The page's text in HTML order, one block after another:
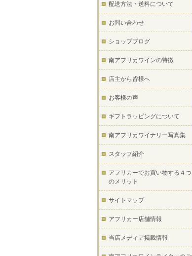
配送方法・送料について
お問い合わせ
ショップブログ
南アフリカワインの特徴
店主から皆様へ
お客様の声
ギフトラッピングについて
南アフリカワイナリー写真集
スタッフ紹介
アフリカーでお買い物する４つ
のメリット
サイトマップ
アフリカー店舗情報
当店メディア掲載情報